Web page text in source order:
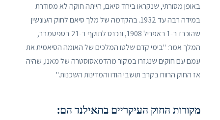
באופן מסורתי, שנקראו ביחד סיאם, הייתה חוקה לא מסודרת
במידה רבה עד 1932. בהקדמה של מלך סיאם לחוק העונשין
שהוכרז ב-1 באפריל 1908, ונכנס לתוקף ב-21 בספטמבר,
המלך אמר: "בימי קדם שלטו המלכים של האומה הסיאמית את
עמם עם חוקים שנגזרו במקור מהדמאסוסטרה של מאנו, שהיה
אז החוק הרווח בקרב תושבי הודו והמדינות השכנות."
מקורות החוק העיקריים בתאילנד הם: